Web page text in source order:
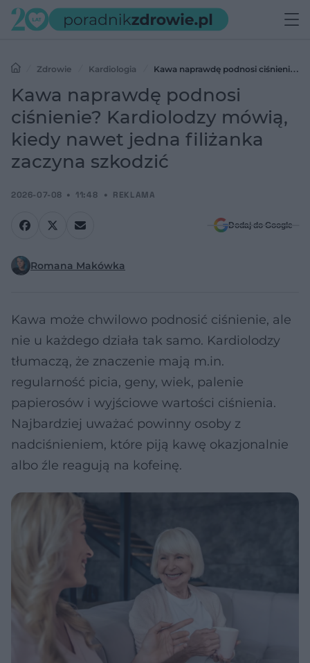
Zdrowie Kardiologia
Kawa naprawdę podnosi ciśnienie?
Kardiolodzy mówią, kiedy nawet jedna filiżanka zaczyna szkodzić
Kawa naprawdę podnosi
ciśnienie? Kardiolodzy mówią,
kiedy nawet jedna filiżanka
zaczyna szkodzić
2026-07-08 11:48 REKLAMA
Dodaj do Google
Romana Makówka
Kawa może chwilowo podnosić ciśnienie, ale
nie u każdego działa tak samo. Kardiolodzy
tłumaczą, że znaczenie mają m.in.
regularność picia, geny, wiek, palenie
papierosów i wyjściowe wartości ciśnienia.
Najbardziej uważać powinny osoby z
nadciśnieniem, które piją kawę okazjonalnie
albo źle reagują na kofeinę.